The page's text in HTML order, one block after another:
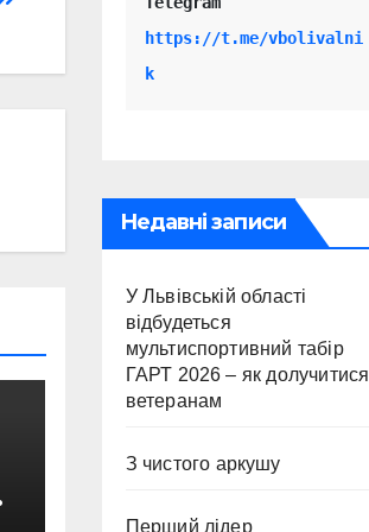
https://t.me/vbolivalni
k
Недавні записи
У Львівській області
відбудеться
мультиспортивний табір
ГАРТ 2026 – як долучитися
ветеранам
З чистого аркушу
Перший лідер